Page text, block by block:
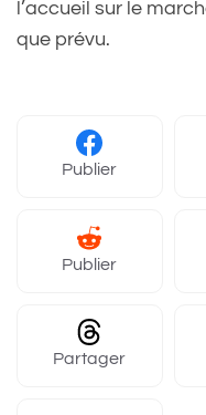
l’accueil sur le
que prévu.
Publier
Publier
Partager